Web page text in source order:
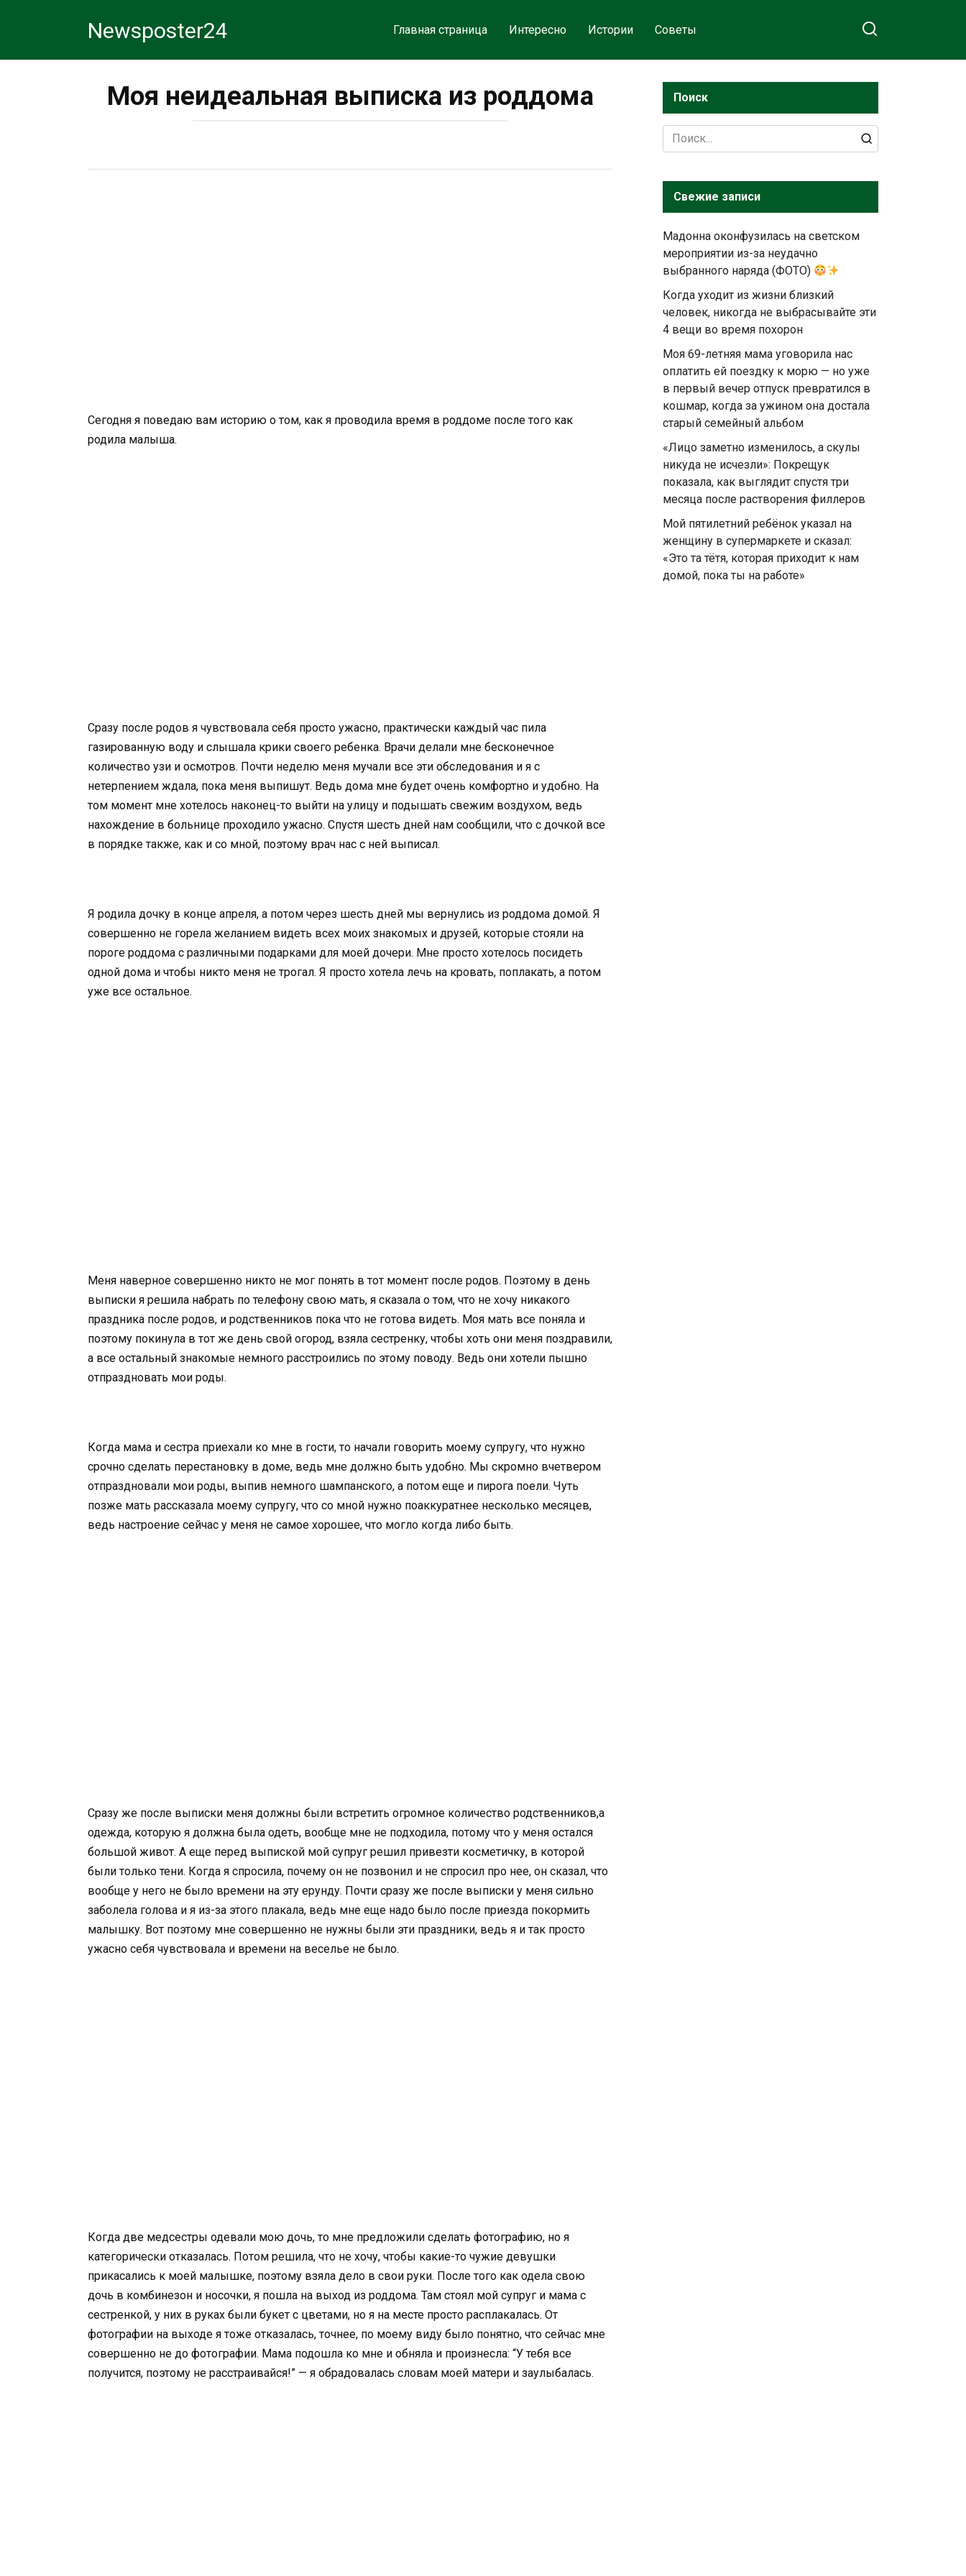
Newsposter24 Главная страница Интересно Истории Советы
Моя неидеальная выписка из роддома
Сегодня я поведаю вам историю о том, как я проводила время в роддоме после того как
родила малыша.
Сразу после родов я чувствовала себя просто ужасно, практически каждый час пила
газированную воду и слышала крики своего ребенка. Врачи делали мне бесконечное
количество узи и осмотров. Почти неделю меня мучали все эти обследования и я с
нетерпением ждала, пока меня выпишут. Ведь дома мне будет очень комфортно и удобно. На
том момент мне хотелось наконец-то выйти на улицу и подышать свежим воздухом, ведь
нахождение в больнице проходило ужасно. Спустя шесть дней нам сообщили, что с дочкой все
в порядке также, как и со мной, поэтому врач нас с ней выписал.
Я родила дочку в конце апреля, а потом через шесть дней мы вернулись из роддома домой. Я
совершенно не горела желанием видеть всех моих знакомых и друзей, которые стояли на
пороге роддома с различными подарками для моей дочери. Мне просто хотелось посидеть
одной дома и чтобы никто меня не трогал. Я просто хотела лечь на кровать, поплакать, а потом
уже все остальное.
Меня наверное совершенно никто не мог понять в тот момент после родов. Поэтому в день
выписки я решила набрать по телефону свою мать, я сказала о том, что не хочу никакого
праздника после родов, и родственников пока что не готова видеть. Моя мать все поняла и
поэтому покинула в тот же день свой огород, взяла сестренку, чтобы хоть они меня поздравили,
а все остальный знакомые немного расстроились по этому поводу. Ведь они хотели пышно
отпраздновать мои роды.
Когда мама и сестра приехали ко мне в гости, то начали говорить моему супругу, что нужно
срочно сделать перестановку в доме, ведь мне должно быть удобно. Мы скромно вчетвером
отпраздновали мои роды, выпив немного шампанского, а потом еще и пирога поели. Чуть
позже мать рассказала моему супругу, что со мной нужно поаккуратнее несколько месяцев,
ведь настроение сейчас у меня не самое хорошее, что могло когда либо быть.
Сразу же после выписки меня должны были встретить огромное количество родственников,а
одежда, которую я должна была одеть, вообще мне не подходила, потому что у меня остался
большой живот. А еще перед выпиской мой супруг решил привезти косметичку, в которой
были только тени. Когда я спросила, почему он не позвонил и не спросил про нее, он сказал, что
вообще у него не было времени на эту ерунду. Почти сразу же после выписки у меня сильно
заболела голова и я из-за этого плакала, ведь мне еще надо было после приезда покормить
малышку. Вот поэтому мне совершенно не нужны были эти праздники, ведь я и так просто
ужасно себя чувствовала и времени на веселье не было.
Когда две медсестры одевали мою дочь, то мне предложили сделать фотографию, но я
категорически отказалась. Потом решила, что не хочу, чтобы какие-то чужие девушки
прикасались к моей малышке, поэтому взяла дело в свои руки. После того как одела свою
дочь в комбинезон и носочки, я пошла на выход из роддома. Там стоял мой супруг и мама с
сестренкой, у них в руках были букет с цветами, но я на месте просто расплакалась. От
фотографии на выходе я тоже отказалась, точнее, по моему виду было понятно, что сейчас мне
совершенно не до фотографии. Мама подошла ко мне и обняла и произнесла: “У тебя все
получится, поэтому не расстраивайся!” — я обрадовалась словам моей матери и заулыбалась.
Поиск
Search
for:
Свежие записи
Мадонна оконфузилась на светском
мероприятии из-за неудачно
выбранного наряда (ФОТО)
Когда уходит из жизни близкий
человек, никогда не выбрасывайте эти
4 вещи во время похорон
Моя 69-летняя мама уговорила нас
оплатить ей поездку к морю — но уже
в первый вечер отпуск превратился в
кошмар, когда за ужином она достала
старый семейный альбом
«Лицо заметно изменилось, а скулы
никуда не исчезли»: Покрещук
показала, как выглядит спустя три
месяца после растворения филлеров
Мой пятилетний ребёнок указал на
женщину в супермаркете и сказал:
«Это та тётя, которая приходит к нам
домой, пока ты на работе»